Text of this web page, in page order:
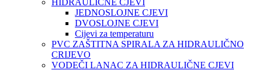
HIDRAULIČNE CJEVI
JEDNOSLOJNE CJEVI
DVOSLOJNE CJEVI
Cijevi za temperaturu
PVC ZAŠTITNA SPIRALA ZA HIDRAULIČNO
CRIJEVO
VODEČI LANAC ZA HIDRAULIČNE CJEVI